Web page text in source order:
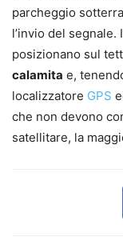
parcheggio
l’invio del
posizionano sul
calamita e,
localizzatore GPS
che non devono
satellitare, la